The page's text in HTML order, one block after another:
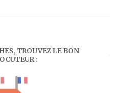
TROUVEZ LE BON
: